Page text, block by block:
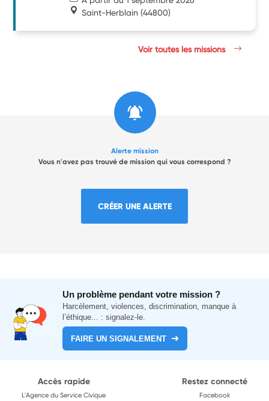
Saint-Herblain (44800)
Voir toutes les missions
Alerte mission
Vous n'avez pas trouvé de mission qui vous correspond ?
CRÉER UNE ALERTE
Un problème pendant votre mission ?
Harcèlement, violences, discrimination, manque à
l’éthique... : signalez-le.
FAIRE UN SIGNALEMENT
Accès rapide
L'Agence du Service Civique
Restez connecté
Facebook